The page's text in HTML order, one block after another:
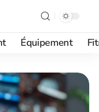
Équipement